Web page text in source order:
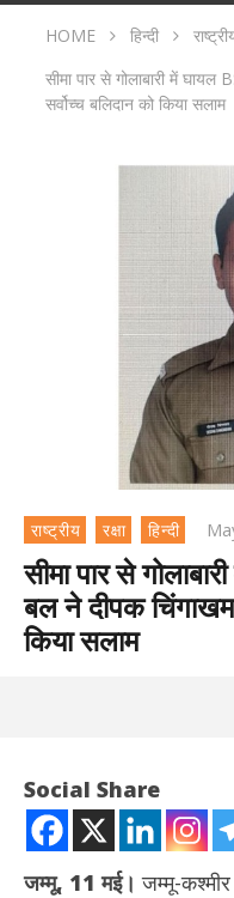
HOME हिन्दी
सीमा पार से गोलाबारी में
सर्वोच्च बलिदान को किया सलाम
राष्ट्रीय रक्षा हिन्दी
सीमा पार से
बल ने दीपक
किया सलाम
Social Share
जम्मू, 11 मई। जम्मू-